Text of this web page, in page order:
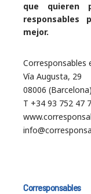
que quieren
responsables
mejor.
Corresponsables
Vía Augusta, 29
08006 (Barcelona)
T +34 93 752 47
Corresponsables